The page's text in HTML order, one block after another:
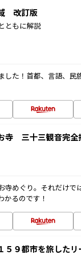
改訂版
ともに解説
した！首都、言語、民
寺 三十三観音完
寺めぐり。それだけで
かるのです！
９都市を旅した